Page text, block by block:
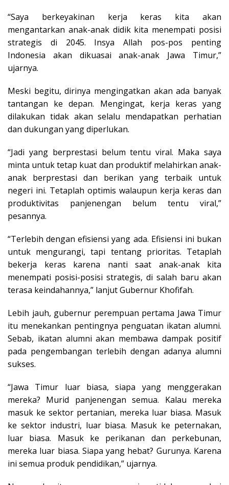
“Saya berkeyakinan kerja keras kita akan
mengantarkan anak-anak didik kita menempati posisi
strategis di 2045. Insya Allah pos-pos penting
Indonesia akan dikuasai anak-anak Jawa Timur,”
ujarnya.
Meski begitu, dirinya mengingatkan akan ada banyak
tantangan ke depan. Mengingat, kerja keras yang
dilakukan tidak akan selalu mendapatkan perhatian
dan dukungan yang diperlukan.
“Jadi yang berprestasi belum tentu viral. Maka saya
minta untuk tetap kuat dan produktif melahirkan anak-
anak berprestasi dan berikan yang terbaik untuk
negeri ini. Tetaplah optimis walaupun kerja keras dan
produktivitas panjenengan belum tentu viral,”
pesannya.
“Terlebih dengan efisiensi yang ada. Efisiensi ini bukan
untuk mengurangi, tapi tentang prioritas. Tetaplah
bekerja keras karena nanti saat anak-anak kita
menempati posisi-posisi strategis, di salah baru akan
terasa keindahannya,” lanjut Gubernur Khofifah.
Lebih jauh, gubernur perempuan pertama Jawa Timur
itu menekankan pentingnya penguatan ikatan alumni.
Sebab, ikatan alumni akan membawa dampak positif
pada pengembangan terlebih dengan adanya alumni
sukses.
“Jawa Timur luar biasa, siapa yang menggerakan
mereka? Murid panjenengan semua. Kalau mereka
masuk ke sektor pertanian, mereka luar biasa. Masuk
ke sektor industri, luar biasa. Masuk ke peternakan,
luar biasa. Masuk ke perikanan dan perkebunan,
mereka luar biasa. Siapa yang hebat? Gurunya. Karena
ini semua produk pendidikan,” ujarnya.